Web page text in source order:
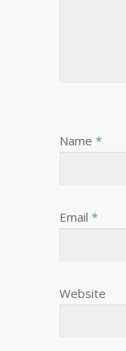
Name *
Email *
Website